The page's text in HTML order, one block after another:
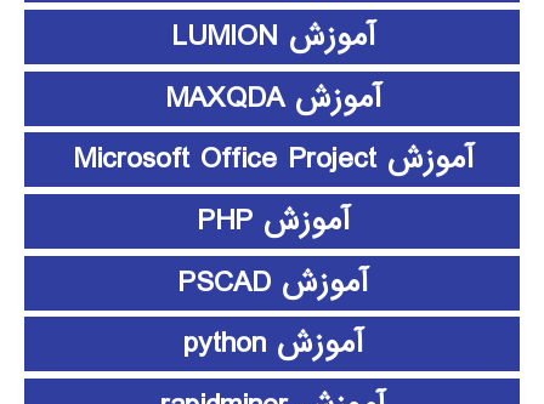
آموزش LUMION
آموزش MAXQDA
آموزش Microsoft Office Project
آموزش PHP
آموزش PSCAD
آموزش python